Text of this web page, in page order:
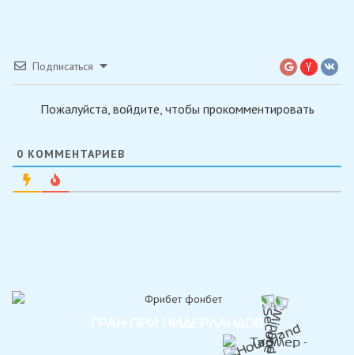
Подписаться
Пожалуйста, войдите, чтобы прокомментировать
0 КОММЕНТАРИЕВ
ГРАН-ПРИ НИДЕРЛАНДОВ